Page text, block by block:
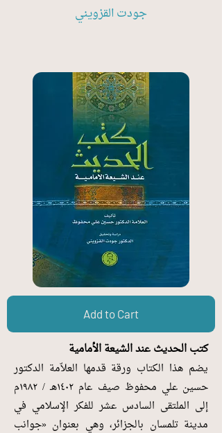
جودت القزويني
Add to Cart
كتب الحديث عند الشيعة الأمامية
يضم هذا الكتاب ورقة قدمها العلاّمة الدكتور
حسين علي محفوظ صيف عام ١٤٠٢هـ / ١٩٨٢م
إلى الملتقى السادس عشر للفكر الإسلامي في
مدينة تلمسان بالجزائر، وهي بعنوان «جوانب